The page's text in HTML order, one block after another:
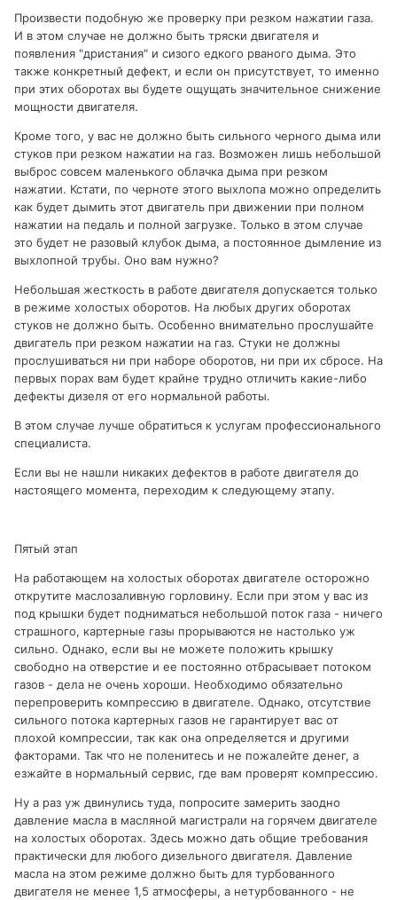
Произвести подобную же проверку при резком нажатии газа.
И в этом случае не должно быть тряски двигателя и
появления "дристания" и сизого едкого рваного дыма. Это
также конкретный дефект, и если он присутствует, то именно
при этих оборотах вы будете ощущать значительное снижение
мощности двигателя.
Кроме того, у вас не должно быть сильного черного дыма или
стуков при резком нажатии на газ. Возможен лишь небольшой
выброс совсем маленького облачка дыма при резком
нажатии. Кстати, по черноте этого выхлопа можно определить
как будет дымить этот двигатель при движении при полном
нажатии на педаль и полной загрузке. Только в этом случае
это будет не разовый клубок дыма, а постоянное дымление из
выхлопной трубы. Оно вам нужно?
Небольшая жесткость в работе двигателя допускается только
в режиме холостых оборотов. На любых других оборотах
стуков не должно быть. Особенно внимательно прослушайте
двигатель при резком нажатии на газ. Стуки не должны
прослушиваться ни при наборе оборотов, ни при их сбросе. На
первых порах вам будет крайне трудно отличить какие-либо
дефекты дизеля от его нормальной работы.
В этом случае лучше обратиться к услугам профессионального
специалиста.
Если вы не нашли никаких дефектов в работе двигателя до
настоящего момента, переходим к следующему этапу.
Пятый этап
На работающем на холостых оборотах двигателе осторожно
открутите маслозаливную горловину. Если при этом у вас из
под крышки будет подниматься небольшой поток газа - ничего
страшного, картерные газы прорываются не настолько уж
сильно. Однако, если вы не можете положить крышку
свободно на отверстие и ее постоянно отбрасывает потоком
газов - дела не очень хороши. Необходимо обязательно
перепроверить компрессию в двигателе. Однако, отсутствие
сильного потока картерных газов не гарантирует вас от
плохой компрессии, так как она определяется и другими
факторами. Так что не поленитесь и не пожалейте денег, а
езжайте в нормальный сервис, где вам проверят компрессию.
Ну а раз уж двинулись туда, попросите замерить заодно
давление масла в масляной магистрали на горячем двигателе
на холостых оборотах. Здесь можно дать общие требования
практически для любого дизельного двигателя. Давление
масла на этом режиме должно быть для турбованного
двигателя не менее 1,5 атмосферы, а нетурбованного - не